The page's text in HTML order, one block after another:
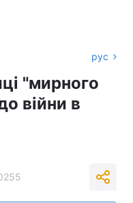
рус
"мирного
війни в